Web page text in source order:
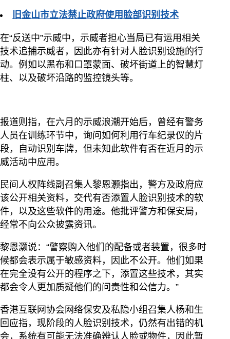
旧金山市立法禁止政府使用脸部识别技术
在“反送中”示威中，示威者担心当局已有运用相关
技术追捕示威者，因此亦有针对人脸识别设施的行
动。例如以黑布和口罩蒙面、破坏街道上的智慧灯
柱、以及破坏沿路的监控镜头等。
报道则指，在六月的示威浪潮开始后，曾经有警务
人员在训练环节中，询问如何利用行车纪录仪的片
段，自动识别车牌，但未知此软件有否在近月的示
威活动中应用。
民间人权阵线副召集人黎恩灏指出，警方及政府应
该公开相关资料，交代有否添置人脸识别技术的软
件，以及这些软件的用途。他批评警方和保安局，
经常不向公众披露资讯。
黎恩灏说：“警察购入他们的配备或者装置，很多时
候都会表示属于敏感资料，因此不公开。他们如果
在完全没有公开的程序之下，添置这些技术，其实
都会令人更加质疑他们的问责性和公信力。”
香港互联网协会网络保安及私隐小组召集人杨和生
回应指，现阶段的人脸识别技术，仍然有出错的机
会，系统有可能无法准确辨认人脸或物件，因此暂